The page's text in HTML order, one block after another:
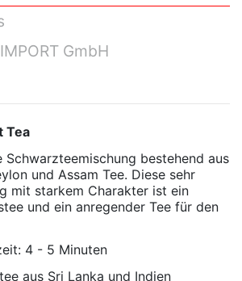
GmbH
Tea
Schwarzteemischung bestehend aus
und Assam Tee. Diese sehr
mit starkem Charakter ist ein
und ein anregender Tee für den
4 - 5 Minuten
aus Sri Lanka und Indien